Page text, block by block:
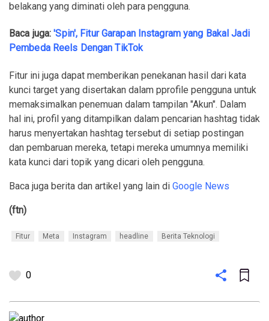
belakang yang diminati oleh para pengguna.
Baca juga:'Spin', Fitur Garapan Instagram yang Bakal Jadi
Pembeda Reels Dengan TikTok
Fitur ini juga dapat memberikan penekanan hasil dari kata
kunci target yang disertakan dalam pprofile pengguna untuk
memaksimalkan penemuan dalam tampilan "Akun". Dalam
hal ini, profil yang ditampilkan dalam pencarian hashtag tidak
harus menyertakan hashtag tersebut di setiap postingan
dan pembaruan mereka, tetapi mereka umumnya memiliki
kata kunci dari topik yang dicari oleh pengguna.
Baca juga berita dan artikel yang lain di Google News
(ftn)
Fitur Meta Instagram headline Berita Teknologi
0